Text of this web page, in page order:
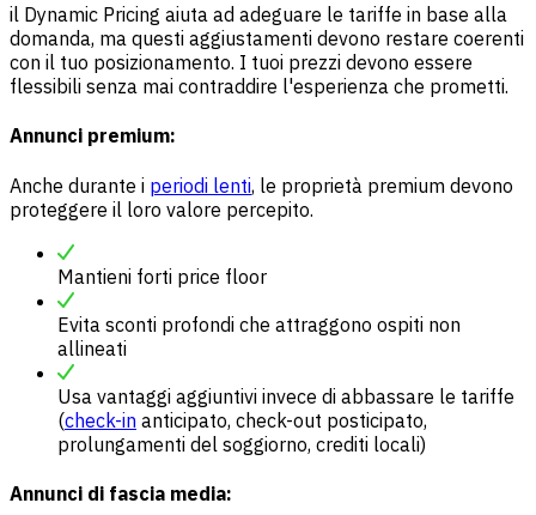
il Dynamic Pricing aiuta ad adeguare le tariffe in base alla
domanda, ma questi aggiustamenti devono restare coerenti
con il tuo posizionamento. I tuoi prezzi devono essere
flessibili senza mai contraddire l'esperienza che prometti.
Annunci premium:
Anche durante i periodi lenti, le proprietà premium devono
proteggere il loro valore percepito.
Mantieni forti price floor
Evita sconti profondi che attraggono ospiti non
allineati
Usa vantaggi aggiuntivi invece di abbassare le tariffe
(check-in anticipato, check-out posticipato,
prolungamenti del soggiorno, crediti locali)
Annunci di fascia media: